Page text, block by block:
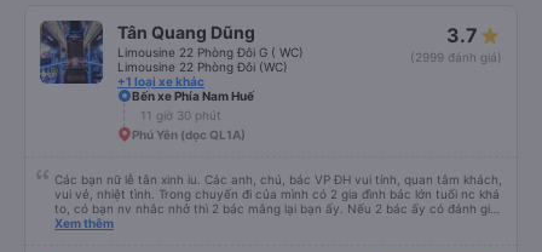
Tân Quang Dũng
Limousine 22 Phòng Đôi G ( WC)
Limousine 22 Phòng Đôi (WC)
+1 loại xe khác
3.7
(2999 đánh giá)
Bến xe Phía Nam Huế
11 giờ 30 phút
Phú Yên (dọc QL1A)
Các bạn nữ lễ tân xinh iu. Các anh, chú, bác VP ĐH vui tính, quan tâm khách,
vui vẻ, nhiệt tình. Trong chuyến đi của mình có 2 gia đình bác lớn tuổi nc khá
to, có bạn nv nhắc nhở thì 2 bác mắng lại bạn ấy. Nếu 2 bác ấy có đánh giá
xấu thì mình ngược lại nha. Bạn ấy nhắc nhở rất đúng. 2 bác nói rất to. To
Xem thêm